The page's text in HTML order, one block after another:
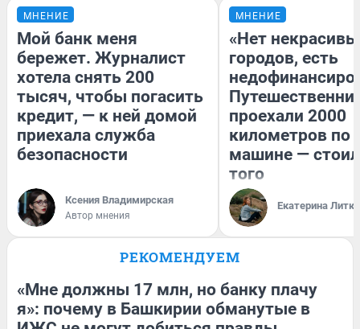
МНЕНИЕ
Мой банк меня
бережет. Журналист
хотела снять 200
тысяч, чтобы погасить
кредит, — к ней домой
приехала служба
безопасности
Ксения Владимирская
Автор мнения
МНЕНИЕ
«Нет
городов, есть
проехали 2000
километров по
машине —
того
Екатерина
РЕКОМЕНДУЕМ
«Мне должны 17 млн, но банку плачу
я»: почему в Башкирии обманутые в